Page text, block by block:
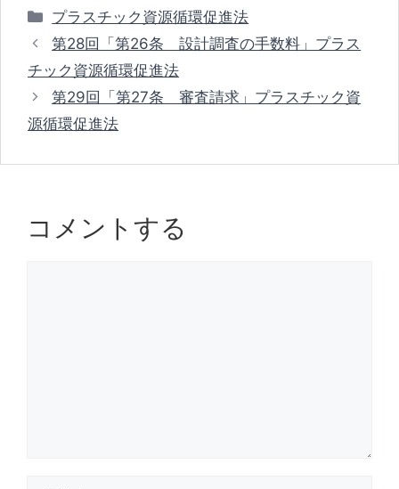
e
n
a
c
e
b
o
e
a
d
s
カ
テ
リ
ー
プラスチック資源循環促進法
第28回「第26条 設計調査の手数料」プラス
チック資源循環促進法
第29回「第27条 審査請求」プラスチック資
源循環促進法
コメントする